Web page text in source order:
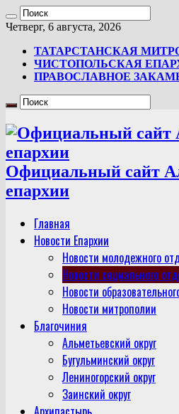
Четверг, 6 августа, 2026
ТАТАРСТАНСКАЯ
ЧИСТОПОЛЬСКАЯ
ПРАВОСЛАВНОЕ
Официальный сайт
епархии
Главная
Новости Епархии
Новости молодежного
Новости социального
Новости
Новости митрополии
Благочиния
Альметьевский округ
Бугульминский округ
Лениногорский округ
Заинский округ